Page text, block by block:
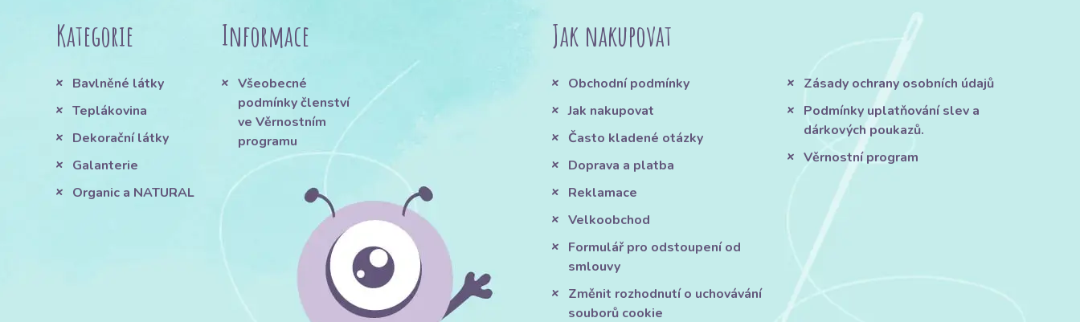
Kategorie
Bavlněné látky
Teplákovina
Dekorační látky
Galanterie
Organic a NATURAL
Informace
Všeobecné
podmínky členství
ve Věrnostním
programu
Jak nakupovat
Obchodní podmínky
Jak nakupovat
Často kladené otázky
Doprava a platba
Reklamace
Velkoobchod
Formulář pro odstoupení od
smlouvy
Změnit rozhodnutí o uchovávání
souborů cookie
Zásady ochrany osobních údajů
Podmínky uplatňování slev a
dárkových poukazů.
Věrnostní program